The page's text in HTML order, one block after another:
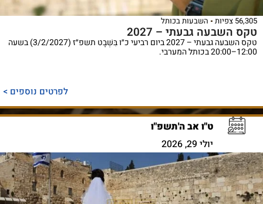
56,305 צפיות השבעות בכותל
טקס השבעה גבעתי – 2027
טקס השבעה גבעתי – 2027 ביום רביעי כ״ו בִּשְׁבָט תשפ״ז (3/2/2027) בשעה
12:00–20:00 בכותל המערבי.
לפרטים נוספים >
ט"ו אב ה'תשפ"ו
יולי 29, 2026